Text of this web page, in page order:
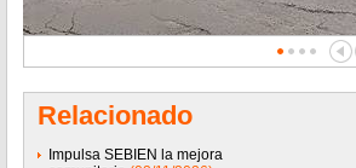
Relacionado
Impulsa SEBIEN la mejora